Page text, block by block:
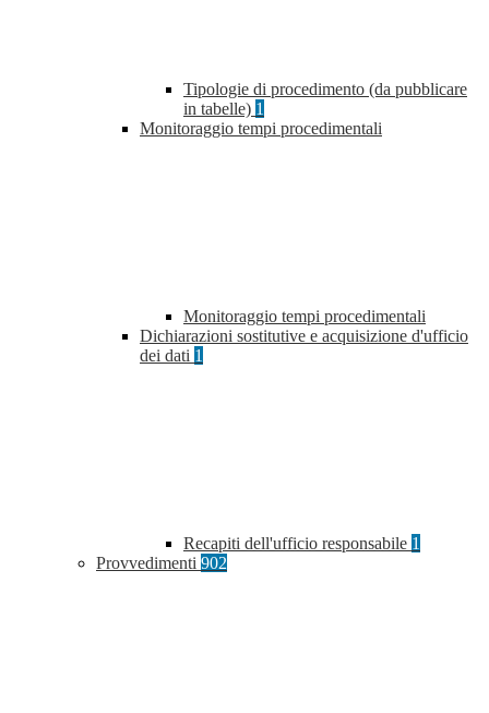
Tipologie di procedimento (da pubblicare
in tabelle) 1
Monitoraggio tempi procedimentali
Monitoraggio tempi procedimentali
Dichiarazioni sostitutive e acquisizione d'ufficio
dei dati 1
Recapiti dell'ufficio responsabile 1
Provvedimenti 902